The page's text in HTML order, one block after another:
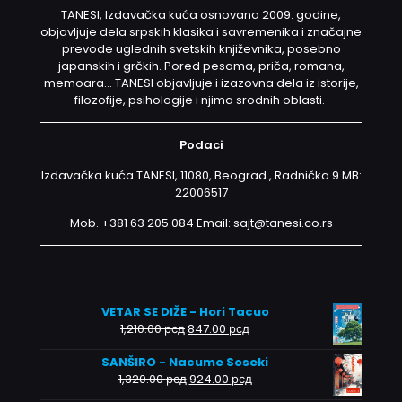
TANESI, Izdavačka kuća osnovana 2009. godine,
objavljuje dela srpskih klasika i savremenika i značajne
prevode uglednih svetskih književnika, posebno
japanskih i grčkih. Pored pesama, priča, romana,
memoara... TANESI objavljuje i izazovna dela iz istorije,
filozofije, psihologije i njima srodnih oblasti.
Podaci
Izdavačka kuća TANESI, 11080, Beograd , Radnička 9 MB:
22006517
Mob. +381 63 205 084 Email: sajt@tanesi.co.rs
VETAR SE DIŽE - Hori Tacuo
1,210.00рсдOriginalna
je
bila:
847.00 рсд
je:
847.00 рсд.
SANŠIRO - Nacume Soseki
1,320.00рсдOriginalna
924.00 рсдTrenutna